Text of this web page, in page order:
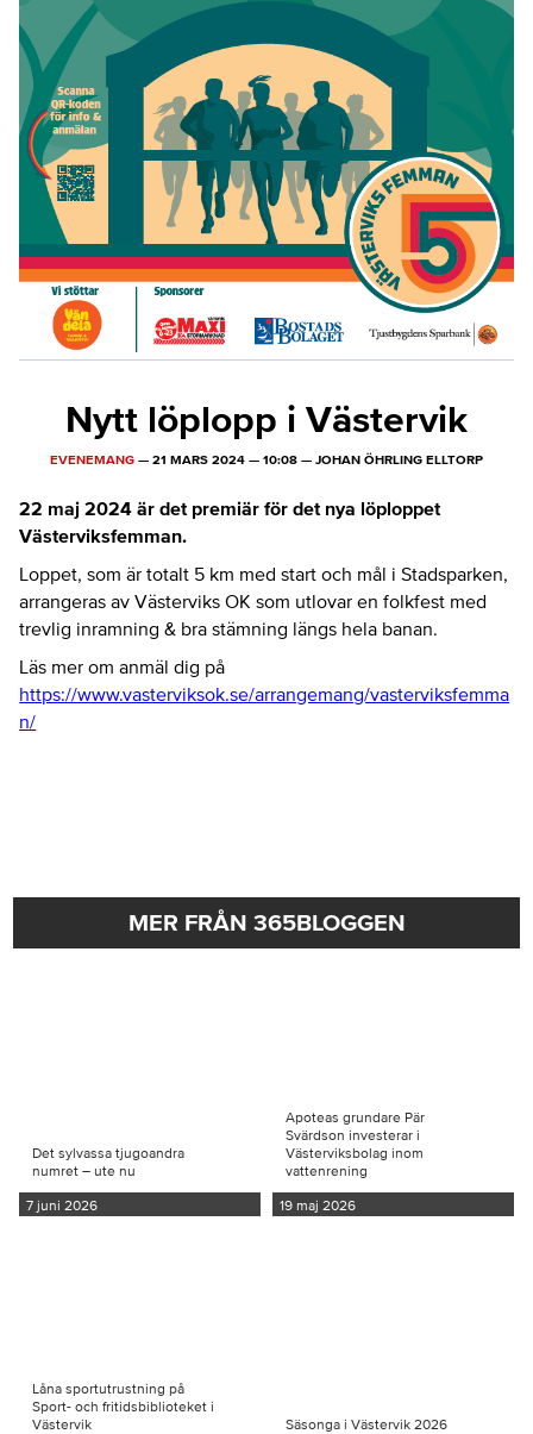
Nytt löplopp i Västervik
EVENEMANG — 21 MARS 2024 — 10:08 — JOHAN ÖHRLING ELLTORP
22 maj 2024 är det premiär för det nya löploppet
Västerviksfemman.
Loppet, som är totalt 5 km med start och mål i Stadsparken,
arrangeras av Västerviks OK som utlovar en folkfest med
trevlig inramning & bra stämning längs hela banan.
Läs mer om anmäl dig på
https://www.vasterviksok.se/arrangemang/vasterviksfemma
n/
MER FRÅN 365BLOGGEN
Det sylvassa tjugoandra
numret – ute nu
7 juni 2026
Apoteas grundare Pär
Svärdson investerar i
Västerviksbolag inom
vattenrening
19 maj 2026
Låna sportutrustning på
Sport- och fritidsbiblioteket i
Västervik
Säsonga i Västervik 2026